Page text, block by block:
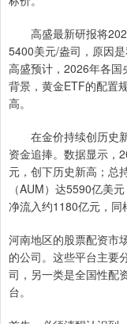
高盛最新研报将
5400美元/盎司，原因
高盛预计，2026年各国
背景，黄金ETF的配置
高。
在金价持续创历史新
资金追捧。数据显示，
元，创下历史新高；总
（AUM）达5590亿美
净流入约1180亿元，同
河南地区的股票配资市
的公司。这些平台主要
司，另一类是全国性配
台。